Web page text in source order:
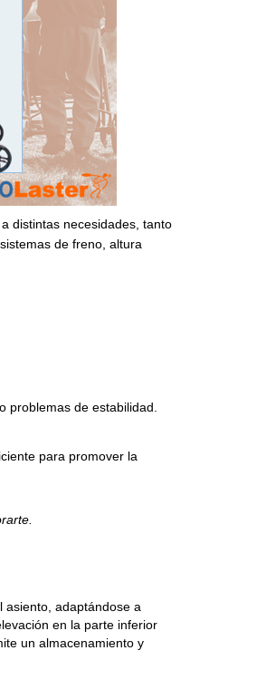
distintas necesidades, tanto
de freno, altura
problemas de estabilidad.
para promover la
asiento, adaptándose a
en la parte inferior
un almacenamiento y